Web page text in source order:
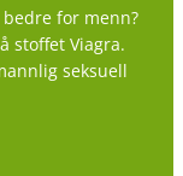
for menn?
stoffet Viagra.
seksuell